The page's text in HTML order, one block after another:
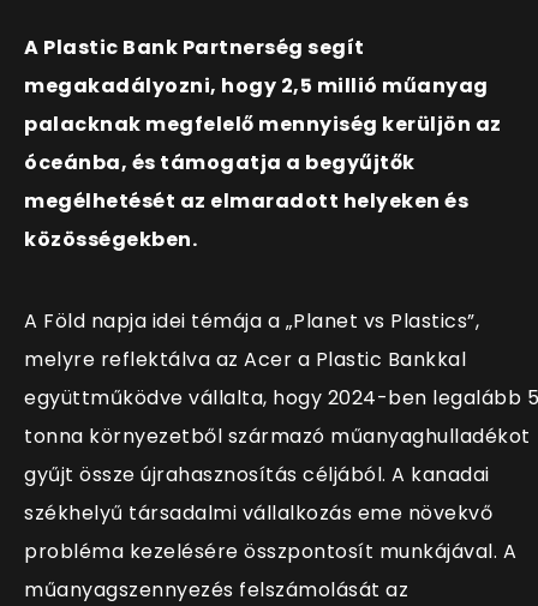
A Plastic Bank Partnerség segít
megakadályozni, hogy 2,5 millió műanyag
palacknak megfelelő mennyiség kerüljön az
óceánba, és támogatja a begyűjtők
megélhetését az elmaradott helyeken és
közösségekben.
A Föld napja idei témája a „Planet vs Plastics”,
melyre reflektálva az Acer a Plastic Bankkal
együttműködve vállalta, hogy 2024-ben legalább
tonna környezetből származó műanyaghulladékot
gyűjt össze újrahasznosítás céljából. A kanadai
székhelyű társadalmi vállalkozás eme növekvő
probléma kezelésére összpontosít munkájával. A
műanyagszennyezés felszámolását az